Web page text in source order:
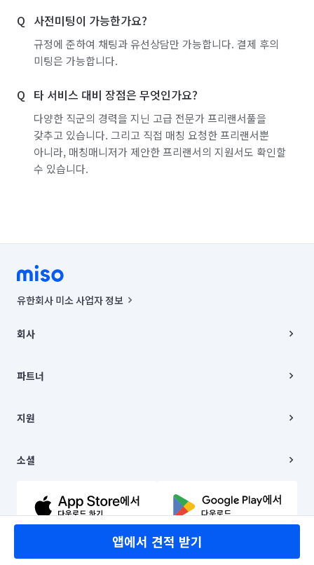
사전미팅이 가능한가요?
규정에 준하여 채팅과 유선상담만 가능합니다. 결제 후의
미팅은 가능합니다.
타 서비스 대비 장점은 무엇인가요?
다양한 직군의 경력을 지닌 고급 전문가 프리랜서풀을
갖추고 있습니다. 그리고 직접 매칭 요청한 프리랜서뿐
아니라, 매칭매니저가 제안한 프리랜서의 지원서도 확인할
수 있습니다.
앱에서 견적 받기
유한회사 미소 사업자 정보
00019 |
주소 | 본사: 서울특별시 종로구 율곡로 6(중학동, 트윈트리빌딩) B동 5층
컨택센터 : 서울특별시 종로구 수송동 율곡로 24, 7층, 8층 미소
상품, 상품정보, 거래에 관한 의무와 책임은 거래당사자에게 있습니다.
언론 보도 관련 문의:
© 유한회사 미소. Miso, Inc. All Rights Reserved.
회사
채용
파트너
이사
지원
이용약관
문의하기
소셜
유튜브